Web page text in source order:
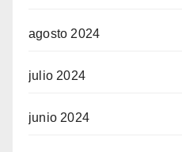
agosto 2024
julio 2024
junio 2024